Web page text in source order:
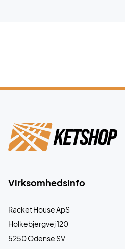
Virksomhedsinfo
Racket House ApS
Holkebjergvej 120
5250 Odense SV